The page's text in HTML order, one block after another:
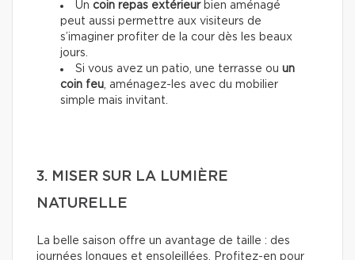
Un coin repas extérieurbien aménagé
peut aussi permettre aux visiteurs de
s’imaginer profiter de la cour dès les beaux
jours.
Si vous avez un patio, une terrasse ou un
coin feu , aménagez-les avec du mobilier
simple mais invitant.
3. MISER SUR LA LUMIÈRE
NATURELLE
La belle saison offre un avantage de taille : des
journées longues et ensoleillées. Profitez-en pour